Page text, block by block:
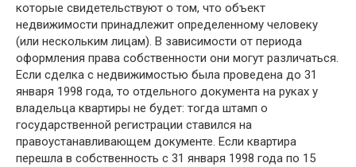
которые свидетельствуют о том, что объект
недвижимости принадлежит определенному человеку
(или нескольким лицам). В зависимости от периода
оформления права собственности они могут различаться.
Если сделка с недвижимостью была проведена до 31
января 1998 года, то отдельного документа на руках у
владельца квартиры не будет: тогда штамп о
государственной регистрации ставился на
правоустанавливающем документе. Если квартира
перешла в собственность с 31 января 1998 года по 15